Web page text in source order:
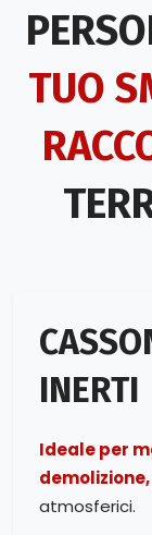
TUO
INERTI
Ideale per
demolizione,
atmosferici.